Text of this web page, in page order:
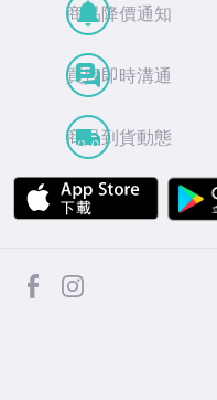
商品降價通知
買賣即時溝通
商品到貨動態
APP
facebook